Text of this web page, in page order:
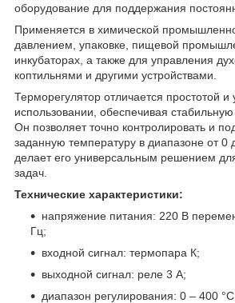
оборудование для поддержания
Применяется в химической
давлением, упаковке, пищевой
инкубаторах, а также для управления
коптильнями и другими устройствами.
Терморегулятор отличается простотой и
использовании, обеспечивая
Он позволяет точно контролировать и
заданную температуру в диапазоне от 0
делает его универсальным решением
задач.
Технические характеристики:
напряжение питания: 220 В
Гц;
входной сигнал: термопара К;
выходной сигнал: реле 3 А;
диапазон регулирования: 0 – 400